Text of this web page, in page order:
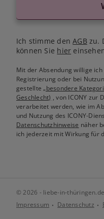
Ich stimme denAGB zu.
können Sie hier
Mit der Absendung willige
Registrierung oder bei
gestellte„besondere
Geschlecht) , von ICONY zur
verarbeitet werden, wie im
und Nutzung des ICONY-
Datenschutzhinweise näher
ich jederzeit mit Wirkung für
© 2026 - liebe-in-thüringen.de
Impressum
Datenschutz